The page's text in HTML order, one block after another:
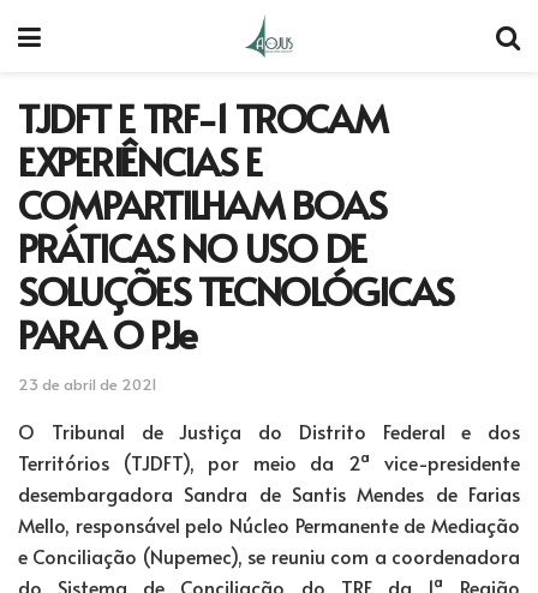
TJDFT E TRF-1 TROCAM
EXPERIÊNCIAS E
COMPARTILHAM BOAS
PRÁTICAS NO USO DE
SOLUÇÕES TECNOLÓGICAS
PARA O PJe
23 de abril de 2021
O Tribunal de Justiça do Distrito Federal e dos
Territórios (TJDFT), por meio da 2ª vice-presidente
desembargadora Sandra de Santis Mendes de Farias
Mello, responsável pelo Núcleo Permanente de Mediação
e Conciliação (Nupemec), se reuniu com a coordenadora
do Sistema de Conciliação do TRF da 1ª Região